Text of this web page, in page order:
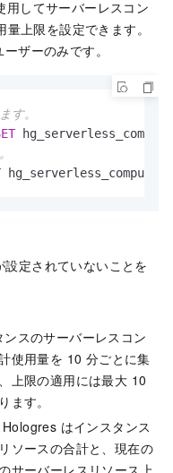
してサーバーレスコン
上限を設定できます。
ザーのみです。
す。
定されていないことを
スのサーバーレスコン
使用量を 10 分ごとに集
上限の適用には最大 10
ます。
はインスタンス
ソースの合計と、現在の